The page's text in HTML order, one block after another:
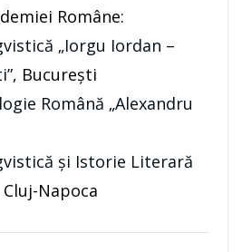
Române:
„Iorgu Iordan –
, București
Română „Alexandru
și Istorie Literară
Cluj-Napoca